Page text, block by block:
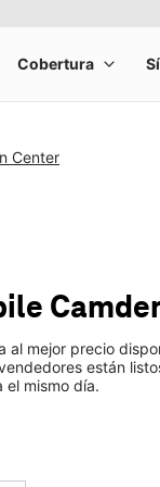
Center
al mejor precio
están
el mismo día.